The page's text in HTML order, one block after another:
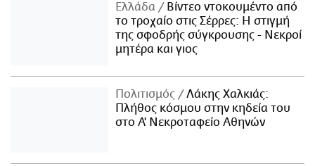
Ελλάδα
Βίντεο ντοκουμέντο από
το τροχαίο στις Σέρρες: Η στιγμή
της σφοδρής σύγκρουσης - Νεκροί
μητέρα και γιος
Πολιτισμός
Λάκης Χαλκιάς:
Πλήθος κόσμου στην κηδεία του
στο Α' Νεκροταφείο Αθηνών